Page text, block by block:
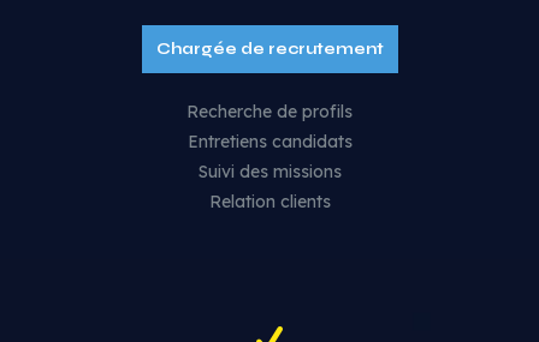
Chargée de recrutement
Recherche de profils
Entretiens candidats
Suivi des missions
Relation clients